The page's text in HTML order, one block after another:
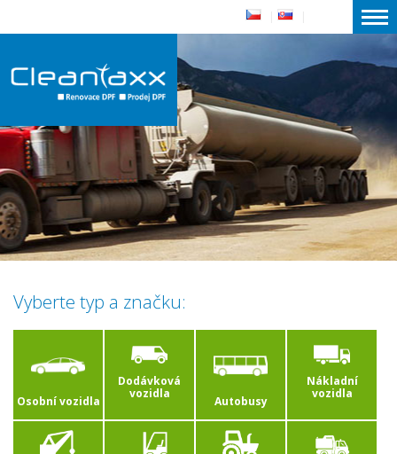
Vyberte typ a značku:
Osobní vozidla
Dodávková
vozidla
Autobusy
Nákladní
vozidla